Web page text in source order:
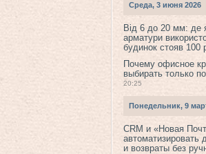
Среда, 3 июня 2026
Від 6 до 20 мм: де
арматури
будинок стояв 100
Почему офисное
выбирать только
20:25
Понедельник, 9
CRM и «Новая
автоматизировать
и возвраты без